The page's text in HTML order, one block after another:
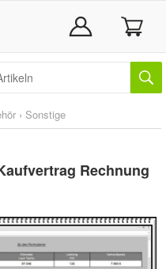
› Sonstige
Rechnung